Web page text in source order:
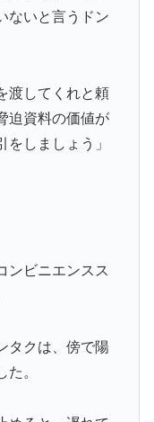
ないと言うドン
渡してくれと頼
迫資料の価値が
しましょう」
ンビニエンスス
タクは、傍で陽
。